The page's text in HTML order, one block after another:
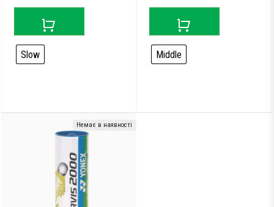
price
was:
819 грн..
price
is:
669 грн..
Slow Middle
Немає в наявності